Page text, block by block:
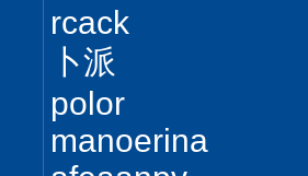
rcack
卜派
polor
manoerina